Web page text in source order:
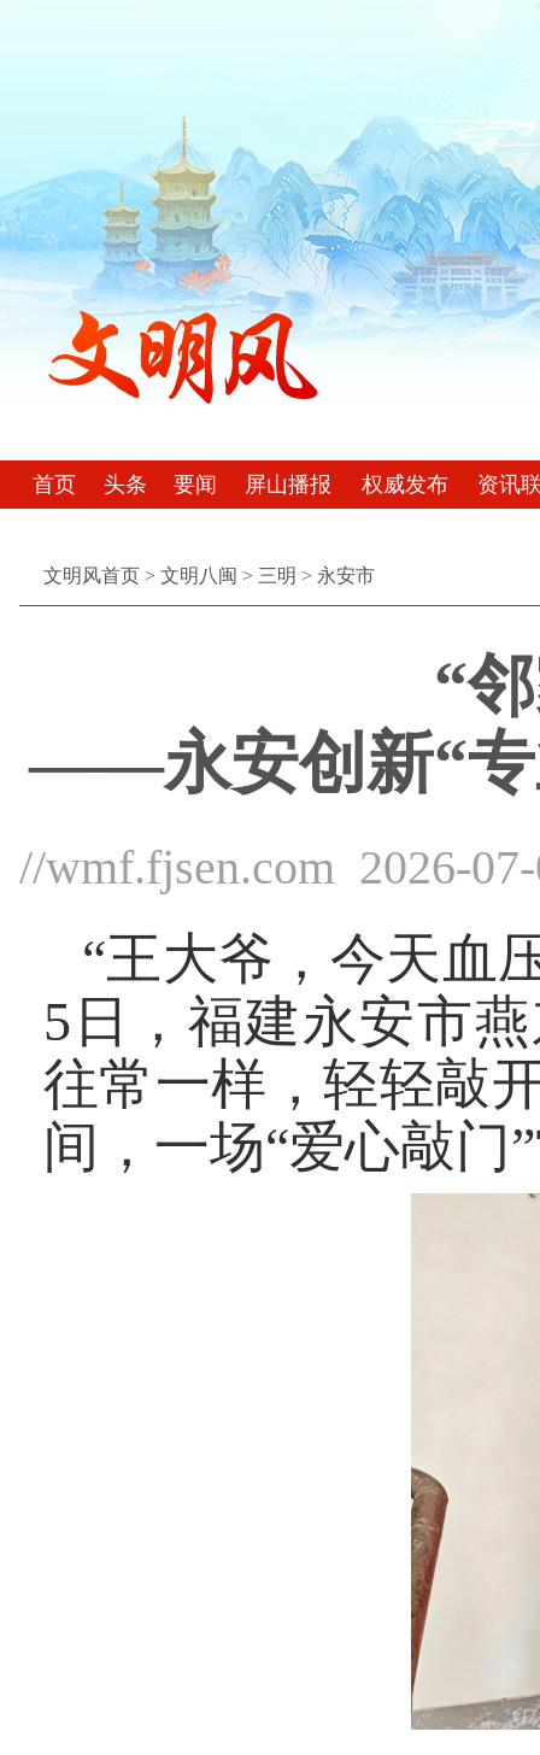
首页 头条 要闻 屏山播报 权威发布 资讯
文明风首页 > 文明八闽 > 三明 > 永安市
“
——永安创新“专
//wmf.fjsen.com 2026-
“王大爷，今天血
5日，福建永安市
往常一样，轻轻敲
间，一场“爱心敲门